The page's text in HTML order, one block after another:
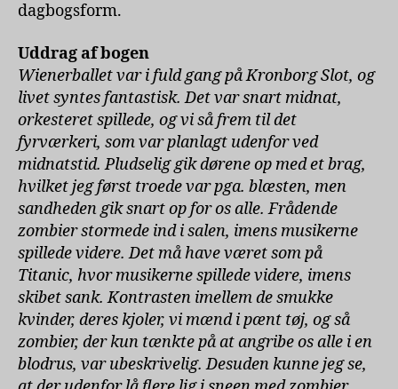
dagbogsform.
Uddrag af bogen
Wienerballet var i fuld gang på Kronborg Slot, og
livet syntes fantastisk. Det var snart midnat,
orkesteret spillede, og vi så frem til det
fyrværkeri, som var planlagt udenfor ved
midnatstid. Pludselig gik dørene op med et brag,
hvilket jeg først troede var pga. blæsten, men
sandheden gik snart op for os alle. Frådende
zombier stormede ind i salen, imens musikerne
spillede videre. Det må have været som på
Titanic, hvor musikerne spillede videre, imens
skibet sank. Kontrasten imellem de smukke
kvinder, deres kjoler, vi mænd i pænt tøj, og så
zombier, der kun tænkte på at angribe os alle i en
blodrus, var ubeskrivelig. Desuden kunne jeg se,